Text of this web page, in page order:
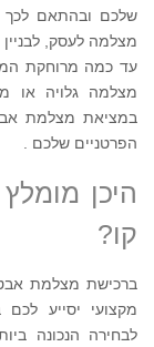
שלכם ובהתאם
מצלמה לעסק,
עד כמה מרוחקת
מצלמה גלויה או
הפרטניים שלכם .
קו?
מקצועי יסייע
לבחירה הנכונה